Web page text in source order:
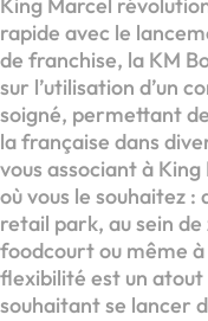
King Marcel
rapide avec le
de franchise, la KM
sur l’utilisation d’un
soigné, permettant
la française dans
vous associant à
où vous le souhaitez
retail park, au sein
foodcourt ou même
flexibilité est un
souhaitant se lancer